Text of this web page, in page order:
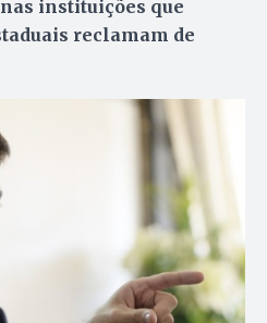
instituições que
reclamam de